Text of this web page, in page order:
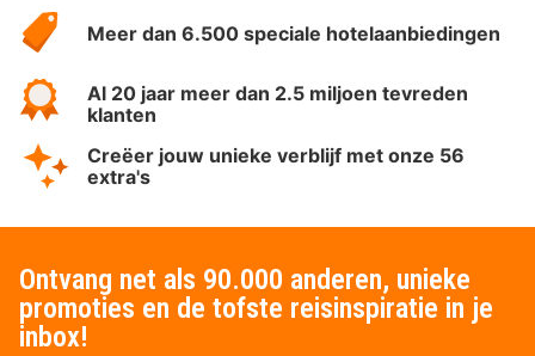
HotelSpecials
Meer dan 6.500 speciale hotelaanbiedingen
Al 20 jaar meer dan 2.5 miljoen tevreden
klanten
Creëer jouw unieke verblijf met onze 56
extra's
Ontvang net als 90.000 anderen, unieke
promoties en de tofste reisinspiratie in je
inbox!